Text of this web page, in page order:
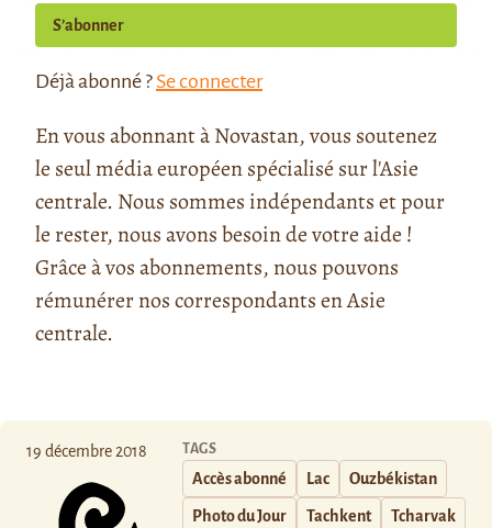
S’abonner
Déjà abonné ? Se connecter
En vous abonnant à Novastan, vous soutenez
le seul média européen spécialisé sur l'Asie
centrale. Nous sommes indépendants et pour
le rester, nous avons besoin de votre aide !
Grâce à vos abonnements, nous pouvons
rémunérer nos correspondants en Asie
centrale.
19 décembre 2018 TAGS
Accès abonné Lac Ouzbékistan
Photo du Jour Tachkent Tcharvak